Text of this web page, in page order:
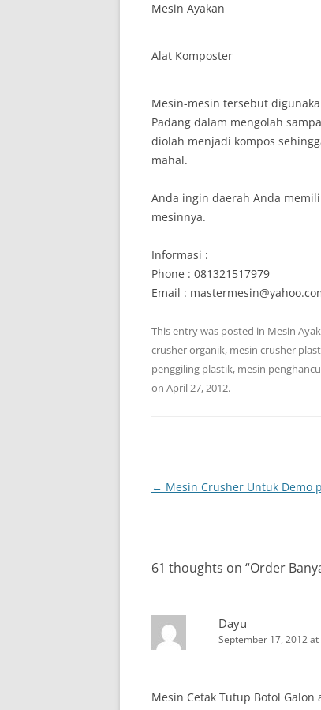
Mesin Ayakan
Alat Komposter
Mesin-mesin tersebut
Padang dalam mengolah
diolah menjadi kompos
mahal.
Anda ingin daerah Anda
mesinnya.
Informasi :
Phone : 081321517979
Email :
This entry was posted in Mesin
crusher organik, mesin crusher
penggiling plastik, mesin
on April 27, 2012.
Post
← Mesin Crusher Untuk Demo
61 thoughts on “Order
Dayu
September 17, 2012 at
Mesin Cetak Tutup Botol Galon